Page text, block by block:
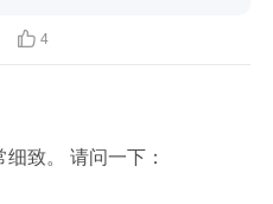
 4
致。 请问一下：